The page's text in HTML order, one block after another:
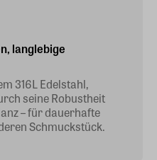
langlebige
316L Edelstahl,
seine Robustheit
– für dauerhafte
Schmuckstück.